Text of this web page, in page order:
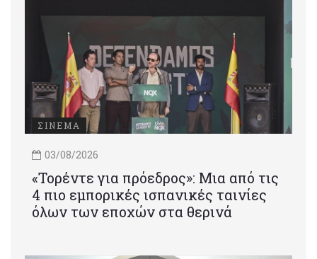
ΣΙΝΕΜΑ
03/08/2026
«Τορέντε για πρόεδρος»: Mια από τις
4 πιο εμπορικές ισπανικές ταινίες
όλων των εποχών στα θερινά